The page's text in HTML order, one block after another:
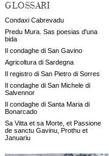
GLOSSARI
Condaxi Cabrevadu
Predu Mura. Sas poesias d'una
bida
Il condaghe di San Gavino
Agricoltura di Sardegna
Il registro di San Pietro di Sorres
Il condaghe di San Michele di
Salvennor
Il condaghe di Santa Maria di
Bonarcado
Sa Vitta et sa Morte, et Passione
de sanctu Gavinu, Prothu et
Januariu